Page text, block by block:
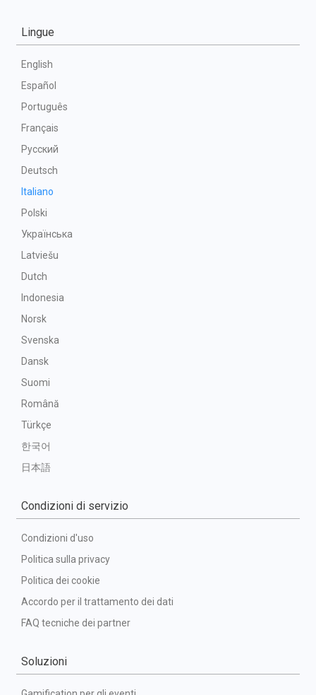
Lingue
English
Español
Português
Français
Русский
Deutsch
Italiano
Polski
Українська
Latviešu
Dutch
Indonesia
Norsk
Svenska
Dansk
Suomi
Română
Türkçe
한국어
日本語
Condizioni di servizio
Condizioni d'uso
Politica sulla privacy
Politica dei cookie
Accordo per il trattamento dei dati
FAQ tecniche dei partner
Soluzioni